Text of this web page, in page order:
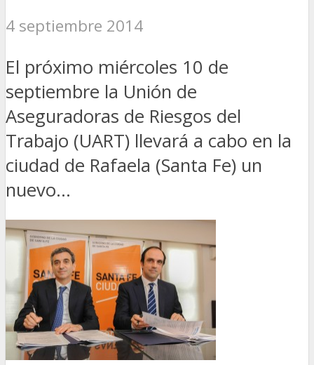
4 septiembre 2014
El próximo miércoles 10 de
septiembre la Unión de
Aseguradoras de Riesgos del
Trabajo (UART) llevará a cabo en la
ciudad de Rafaela (Santa Fe) un
nuevo...